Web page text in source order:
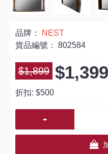
品牌：
NEST
貨品編號： 802584
$1,899 $1,399
折扣: $500
-